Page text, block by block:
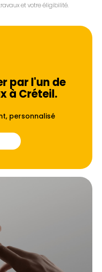
et votre éligibilité.
par l'un de
à Créteil.
personnalisé